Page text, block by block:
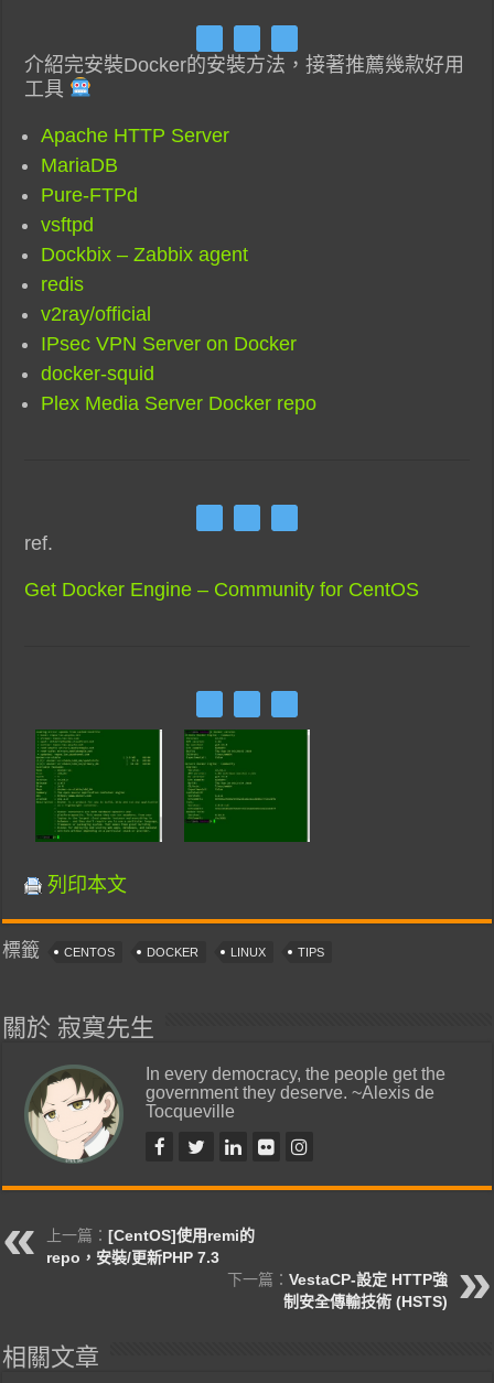
介紹完安裝Docker的安裝方法，接著推薦幾款好用
工具
Apache HTTP Server
MariaDB
Pure-FTPd
vsftpd
Dockbix – Zabbix agent
redis
v2ray/official
IPsec VPN Server on Docker
docker-squid
Plex Media Server Docker repo
ref.
Get Docker Engine – Community for CentOS
列印本文
標籤 CENTOS DOCKER LINUX TIPS
關於 寂寞先生
In every democracy, the people get the
government they deserve. ~Alexis de
Tocqueville
上一篇：[CentOS]使用remi的
repo，安裝/更新PHP 7.3
下一篇： VestaCP-設定 HTTP強
制安全傳輸技術 (HSTS)
相關文章